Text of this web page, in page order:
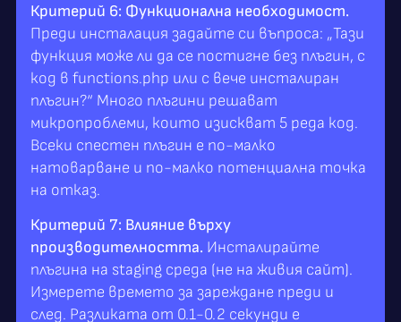
Критерий 6: Функционална необходимост.
Преди инсталация задайте си въпроса: „Тази
функция може ли да се постигне без плъгин, с
код в functions.php или с вече инсталиран
плъгин?“ Много плъгини решават
микропроблеми, които изискват 5 реда код.
Всеки спестен плъгин е по-малко
натоварване и по-малко потенциална точка
на отказ.
Критерий 7: Влияние върху
производителността. Инсталирайте
плъгина на staging среда (не на живия сайт).
Измерете времето за зареждане преди и
след. Разликата от 0.1-0.2 секунди е